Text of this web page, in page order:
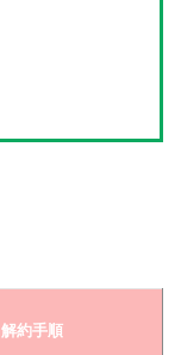
解約手順